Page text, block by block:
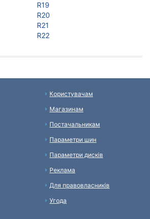
R19
R20
R21
R22
Користувачам
Магазинам
Постачальникам
Параметри шин
Параметри дисків
Реклама
Для правовласників
Угода